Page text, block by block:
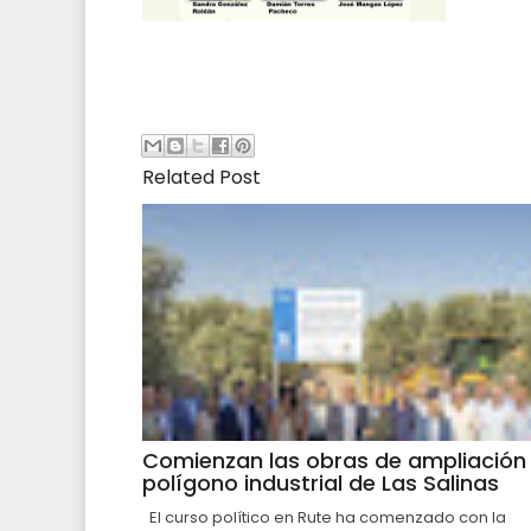
Related Post
Comienzan las obras de
polígono industrial de Las Salinas
El curso político en Rute ha comenzado con la